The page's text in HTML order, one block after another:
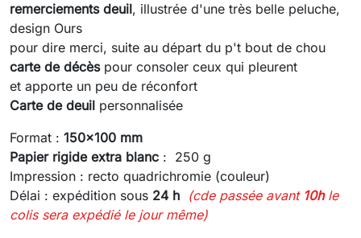
remerciements deuil, illustrée d'une très belle peluche,
design Ours
pour dire merci, suite au départ du p't bout de chou
carte de décèspour consoler ceux qui pleurent
et apporte un peu de réconfort
Carte de deuil personnalisée
Format : 150x100 mm
Papier rigide extra blanc : 250 g
Impression : recto quadrichromie (couleur)
Délai : expédition sous 24 h (cde passée avant 10hle
colis sera expédié le jour même)